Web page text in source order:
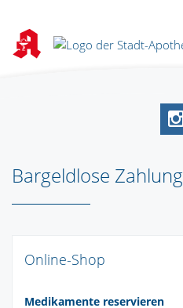
Bargeldlose Zahlung
Online-Shop
Medikamente reservieren